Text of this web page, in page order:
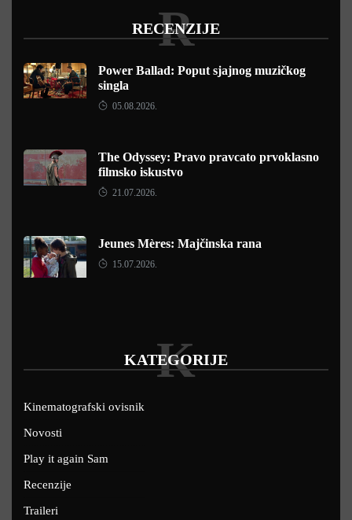
RECENZIJE
R
Power Ballad: Poput sjajnog muzičkog
singla
05.08.2026.
The Odyssey: Pravo pravcato prvoklasno
filmsko iskustvo
21.07.2026.
Jeunes Mères: Majčinska rana
15.07.2026.
KATEGORIJE
K
Kinematografski ovisnik
Novosti
Play it again Sam
Recenzije
Traileri